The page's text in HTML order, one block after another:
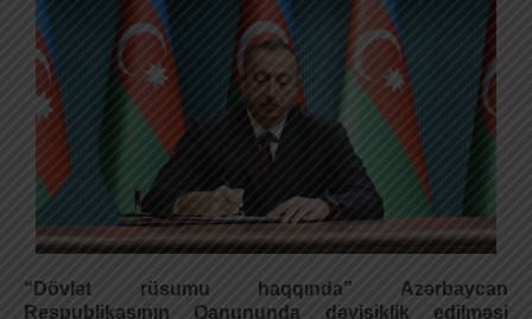
“Dövlət rüsumu haqqında” Azərbaycan
Respublikasının Qanununda dəyişiklik edilməsi